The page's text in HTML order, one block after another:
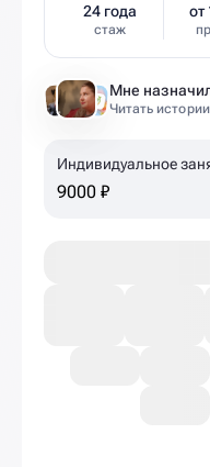
24 года
стаж
от
Читать
Индивидуальное
9000 ₽